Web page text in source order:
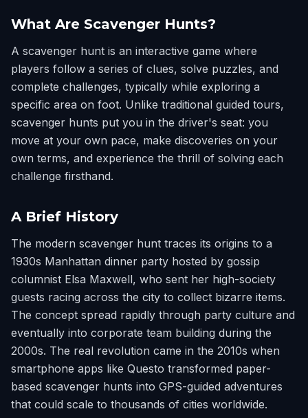
What Are Scavenger Hunts?
A scavenger hunt is an interactive game where
players follow a series of clues, solve puzzles, and
complete challenges, typically while exploring a
specific area on foot. Unlike traditional guided tours,
scavenger hunts put you in the driver's seat: you
move at your own pace, make discoveries on your
own terms, and experience the thrill of solving each
challenge firsthand.
A Brief History
The modern scavenger hunt traces its origins to a
1930s Manhattan dinner party hosted by gossip
columnist Elsa Maxwell, who sent her high-society
guests racing across the city to collect bizarre items.
The concept spread rapidly through party culture and
eventually into corporate team building during the
2000s. The real revolution came in the 2010s when
smartphone apps like Questo transformed paper-
based scavenger hunts into GPS-guided adventures
that could scale to thousands of cities worldwide.